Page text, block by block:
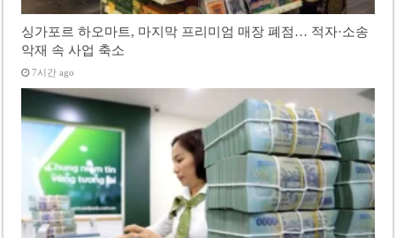
싱가포르 하오마트, 마지막 프리미엄 매장 폐점… 적자·소송
악재 속 사업 축소
7시간 ago